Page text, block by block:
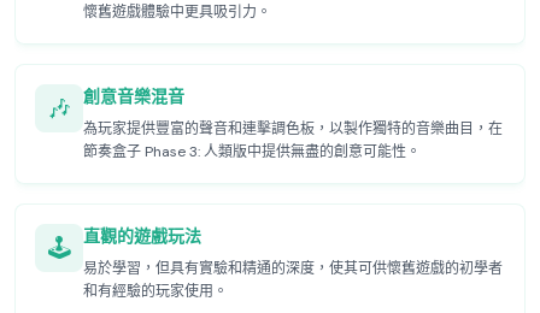
懷舊遊戲體驗中更具吸引力。
🎶 創意音樂混音
為玩家提供豐富的聲音和連擊調色板，以製作獨特的音樂曲目，在
節奏盒子 Phase 3: 人類版中提供無盡的創意可能性。
🕹️ 直觀的遊戲玩法
易於學習，但具有實驗和精通的深度，使其可供懷舊遊戲的初學者
和有經驗的玩家使用。